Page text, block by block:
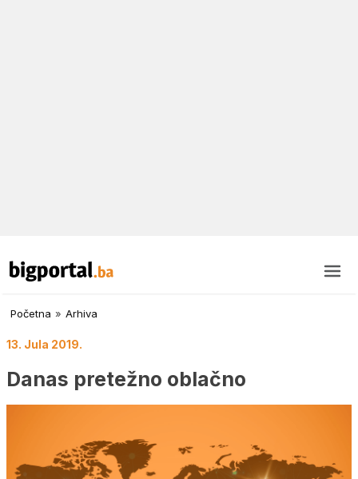
Početna » Arhiva
13. Jula 2019.
Danas pretežno oblačno